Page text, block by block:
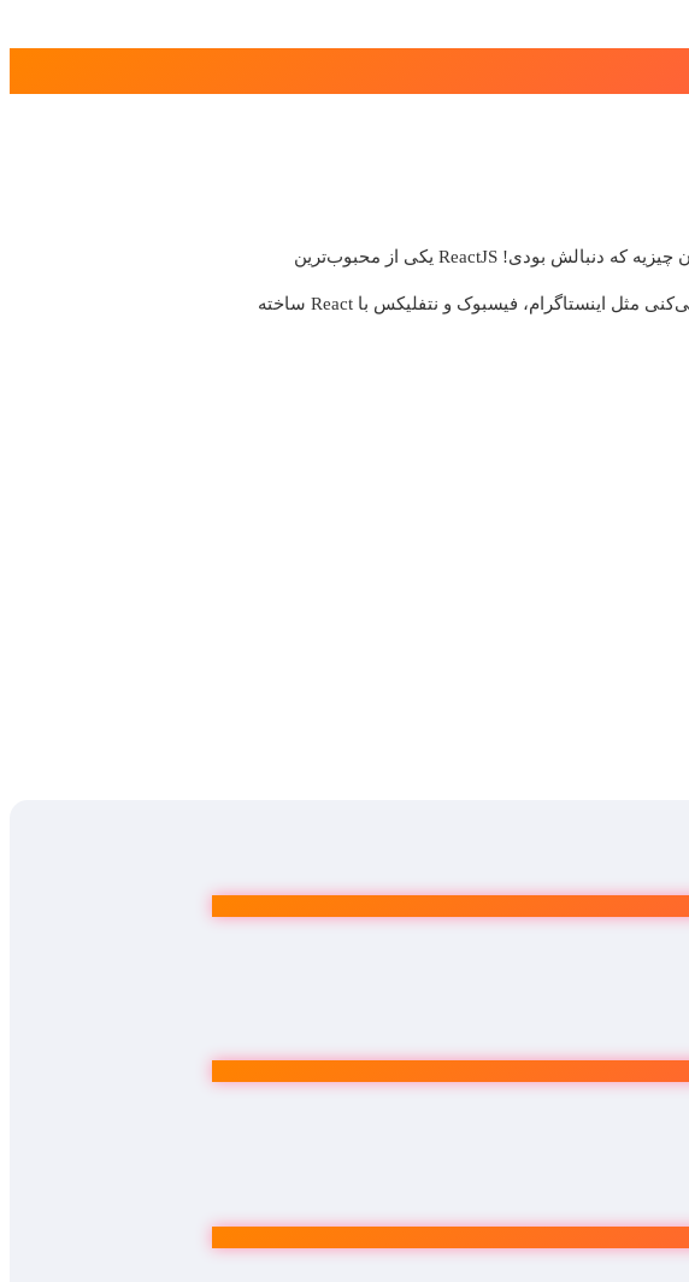
دقیقاً همون چیزیه که دنبالش بودی! ReactJS یکی از محبوب‌ترین
کتابخونه‌های جاوااسکریپت برای ساخت رابط‌های کاربری مدرنه. کلی از سایت‌ها و اپلیکیشن‌هایی که هر روز ازشون استفاده می‌کنی مثل اینستاگرام، فیسبوک و نتفلیکس با React ساخته